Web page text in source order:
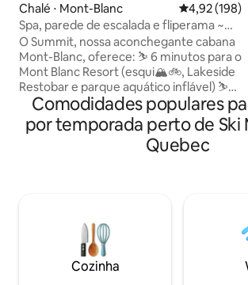
Chalé ⋅ Mont-Blanc 4,92 de
4,92 (198)
Spa, parede de escalada e fliperama ~
ciclismo e golfe!
O Summit, nossa aconchegante cabana
Mont-Blanc, oferece: ⛷️ 6 minutos para o
Mont Blanc Resort (esqui🏔️🚲, Lakeside
Restobar e parque aquático inflável) ⛷️
20 minutos para Tremblant Resort 💤
Acomoda 12 pessoas com 3 camas
queen, 1 beliche twin/dbl, 1 cama king
com gavetão e 2 sofás-cama; "Camas e
para explorar as atrações próximas;
Sentier des cimes Laurentides, trilha de
bicicleta Le P'tit Train du Nord e campo
de golfe Le Diable
Comodidades populares
por temporada perto de Ski
Quebec
Cozinha